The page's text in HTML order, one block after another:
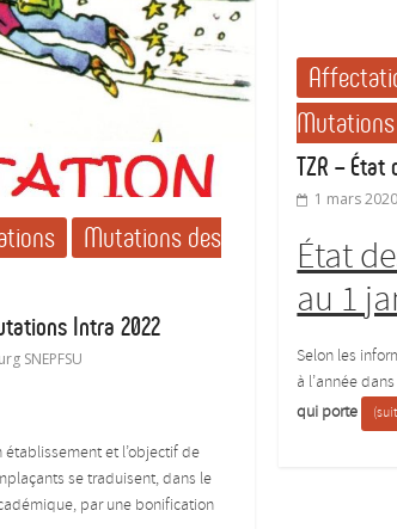
Mutations des
Intra 2022
SNEPFSU
et l’objectif de
se traduisent, dans le
par une bonification
Mutations
TZR –
1 mars 2020
État
au 1
Selon les
à l’année
qui porte